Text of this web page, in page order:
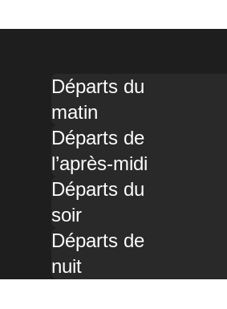
Départs du
matin
Départs de
l’après-midi
Départs du
soir
Départs de
nuit